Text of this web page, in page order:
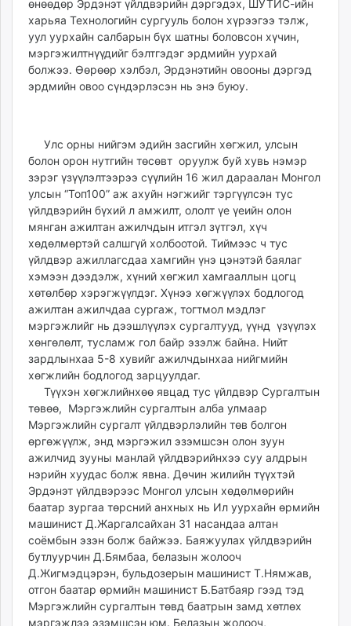
өнөөдөр Эрдэнэт үйлдвэрийн дэргэдэх, ШУТИС-ийн
харьяа Технологийн сургууль болон хүрээгээ тэлж,
уул уурхайн салбарын бүх шатны боловсон хүчин,
мэргэжилтнүүдийг бэлтгэдэг эрдмийн уурхай
болжээ. Өөрөөр хэлбэл, Эрдэнэтийн овооны дэргэд
эрдмийн овоо сүндэрлэсэн нь энэ буюу.
Улс орны нийгэм эдийн засгийн хөгжил, улсын
болон орон нутгийн төсөвт оруулж буй хувь нэмэр
зэрэг үзүүлэлтээрээ сүүлийн 16 жил дараалан Монгол
улсын “Топ100” аж ахуйн нэгжийг тэргүүлсэн тус
үйлдвэрийн бүхий л амжилт, ололт үе үеийн олон
мянган ажилтан ажилчдын итгэл зүтгэл, хүч
хөдөлмөртэй салшгүй холбоотой. Тиймээс ч тус
үйлдвэр ажиллагсдаа хамгийн үнэ цэнэтэй баялаг
хэмээн дээдэлж, хүний хөгжил хамгааллын цогц
хөтөлбөр хэрэгжүүлдэг. Хүнээ хөгжүүлэх бодлогод
ажилтан ажилчдаа сургаж, тогтмол мэдлэг
мэргэжлийг нь дээшлүүлэх сургалтууд, үүнд үзүүлэх
хөнгөлөлт, тусламж гол байр эзэлж байна. Нийт
зардлынхаа 5-8 хувийг ажилчдынхаа нийгмийн
хөгжлийн бодлогод зарцуулдаг.
Түүхэн хөгжлийнхөө явцад тус үйлдвэр Сургалтын
төвөө, Мэргэжлийн сургалтын алба улмаар
Мэргэжлийн сургалт үйлдвэрлэлийн төв болгон
өргөжүүлж, энд мэргэжил эзэмшсэн олон зуун
ажилчид зууны манлай үйлдвэрийнхээ суу алдрын
нэрийн хуудас болж явна. Дөчин жилийн түүхтэй
Эрдэнэт үйлдвэрээс Монгол улсын хөдөлмөрийн
баатар зургаа төрсний анхных нь Ил уурхайн өрмийн
машинист Д.Жаргалсайхан 31 насандаа алтан
соёмбын эзэн болж байжээ. Баяжуулах үйлдвэрийн
бутлуурчин Д.Бямбаа, белазын жолооч
Д.Жигмэдцэрэн, бульдозерын машинист Т.Нямжав,
отгон баатар өрмийн машинист Б.Батбаяр гээд тэд
Мэргэжлийн сургалтын төвд баатрын замд хөтлөх
мэргэжлээ эзэмшсэн юм. Белазын жолооч,